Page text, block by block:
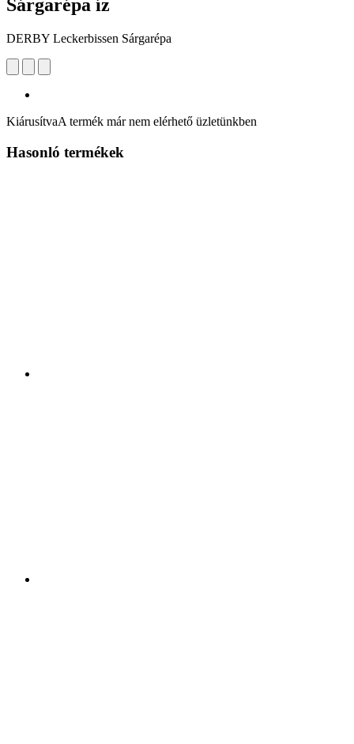
Sárgarépa íz
DERBY Leckerbissen Sárgarépa
KiárusítvaA termék már nem elérhető üzletünkben
Hasonló termékek